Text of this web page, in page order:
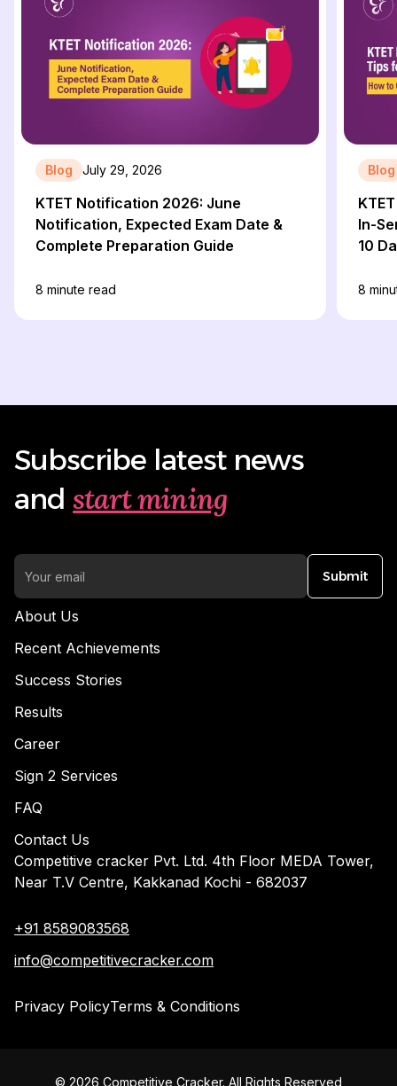
Blog July 29, 2026
KTET Notification 2026: June
Notification, Expected Exam Date &
Complete Preparation Guide
8 minute read
Blog
In-
10
8
Subscribe latest news
and start mining
Submit
About Us
Recent Achievements
Success Stories
Results
Career
Sign 2 Services
FAQ
Contact Us
Competitive cracker Pvt. Ltd. 4th Floor MEDA Tower,
Near T.V Centre, Kakkanad Kochi - 682037
+91 8589083568
info@competitivecracker.com
Privacy PolicyTerms & Conditions
© 2026 Competitive Cracker. All Rights Reserved